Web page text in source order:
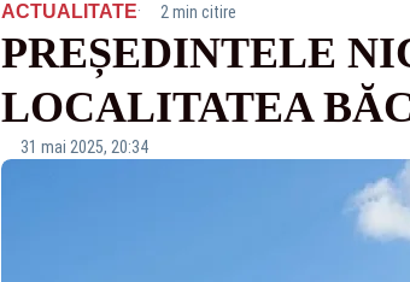
ACTUALITATE· 2 min citire
PREȘEDINTELE
LOCALITATEA
31 mai 2025, 20:34